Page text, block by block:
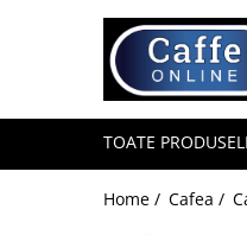
Toate Produsele
Capsule Cafea
TOATE
Home / Cafea /